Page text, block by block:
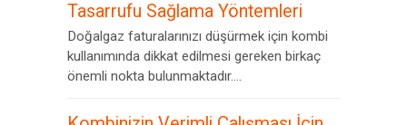
Tasarrufu Sağlama Yöntemleri
Doğalgaz faturalarınızı düşürmek için kombi
kullanımında dikkat edilmesi gereken birkaç
önemli nokta bulunmaktadır....